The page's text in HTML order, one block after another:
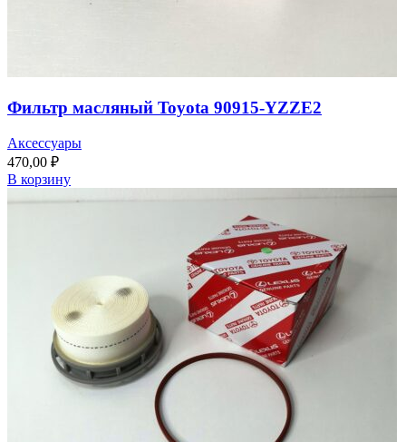
Фильтр масляный Toyota 90915-YZZE2
Аксессуары
470,00 ₽
В корзину